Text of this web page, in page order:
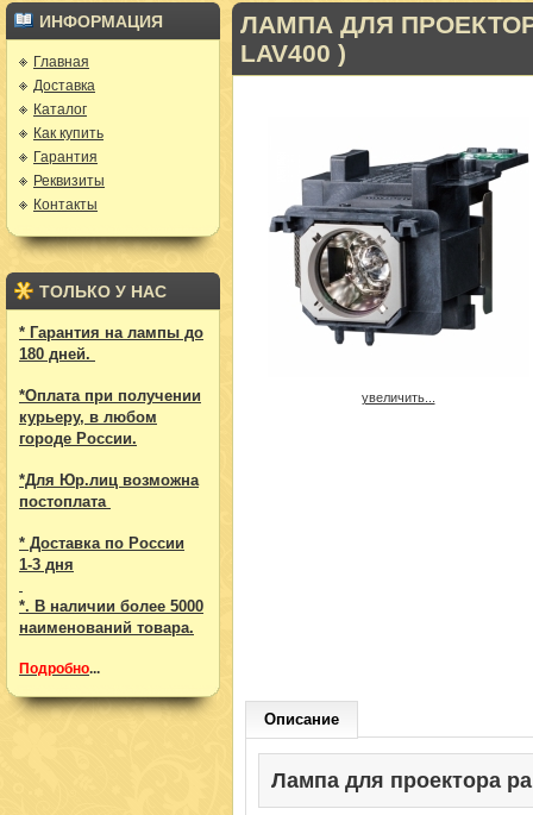
ИНФОРМАЦИЯ
Главная
Доставка
Каталог
Как купить
Гарантия
Реквизиты
Контакты
ТОЛЬКО У НАС
* Гарантия на лампы до
180 дней.
*Оплата при получении
курьеру, в любом
городе России.
*Для Юр.лиц возможна
постоплата
* Доставка по России
1-3 дня
*. В наличии более 5000
наименований товара.
Подробно...
ЛАМПА ДЛЯ ПРОЕКТОРА
LAV400 )
увеличить...
Описание
Лампа для проектора